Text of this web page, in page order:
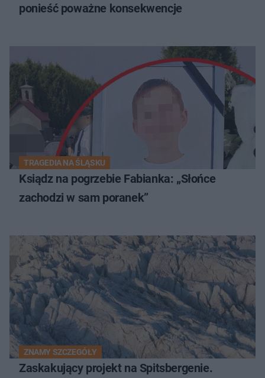
ponieść poważne konsekwencje
TRAGEDIA NA ŚLĄSKU
Ksiądz na pogrzebie Fabianka: „Słońce
zachodzi w sam poranek”
ZNAMY SZCZEGÓŁY
Zaskakujący projekt na Spitsbergenie.